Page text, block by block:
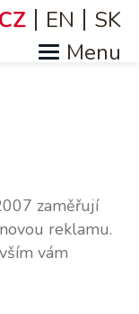
Jazyky
CZ EN SK
zaměřují
reklamu.
vám